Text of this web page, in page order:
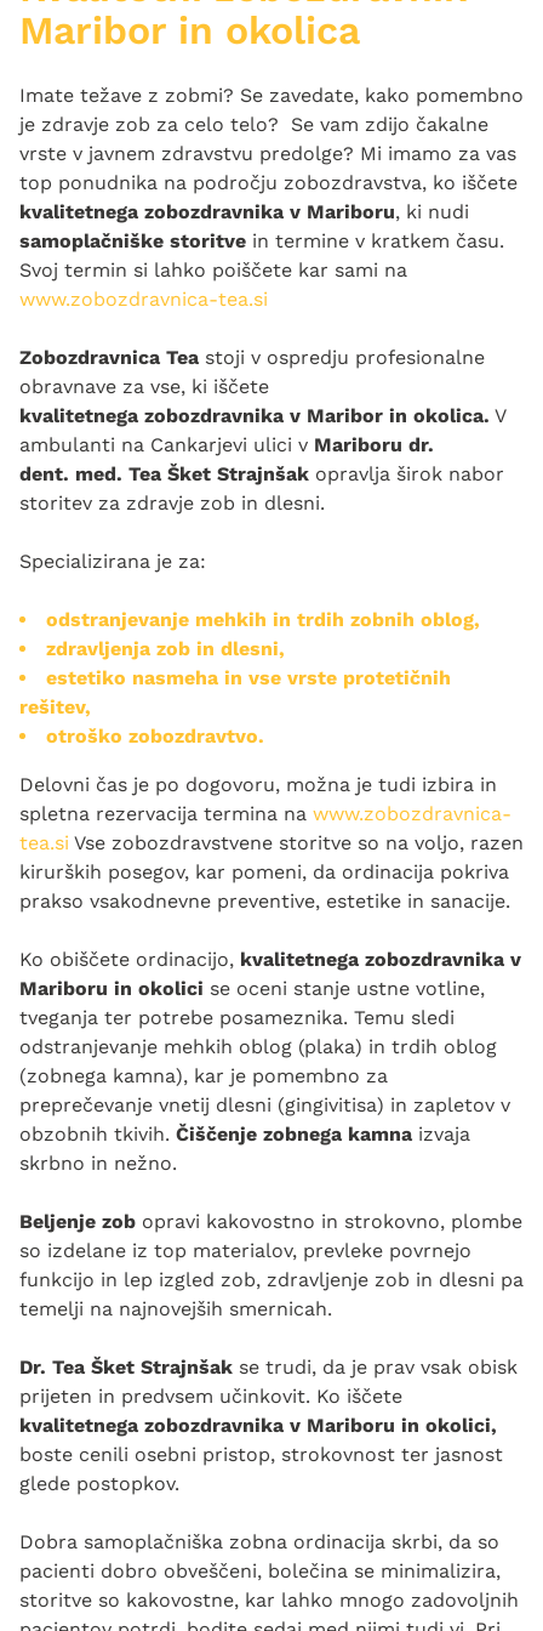
Maribor in okolica
Imate težave z zobmi? Se zavedate, kako pomembno
je zdravje zob za celo telo? Se vam zdijo čakalne
vrste v javnem zdravstvu predolge? Mi imamo za vas
top ponudnika na področju zobozdravstva, ko iščete
kvalitetnega zobozdravnika v Mariboru, ki nudi
samoplačniške storitve in termine v kratkem času.
Svoj termin si lahko poiščete kar sami na
www.zobozdravnica-tea.si
Zobozdravnica Tea stoji v ospredju profesionalne
obravnave za vse, ki iščete
kvalitetnega zobozdravnika v Maribor in okolica. V
ambulanti na Cankarjevi ulici v Mariboru dr.
dent. med. Tea Šket Strajnšak opravlja širok nabor
storitev za zdravje zob in dlesni.
Specializirana je za:
odstranjevanje mehkih in trdih zobnih oblog,
zdravljenja zob in dlesni,
estetiko nasmeha in vse vrste protetičnih
rešitev,
otroško zobozdravtvo.
Delovni čas je po dogovoru, možna je tudi izbira in
spletna rezervacija termina na www.zobozdravnica-
tea.si Vse zobozdravstvene storitve so na voljo, razen
kirurških posegov, kar pomeni, da ordinacija pokriva
prakso vsakodnevne preventive, estetike in sanacije.
Ko obiščete ordinacijo, kvalitetnega zobozdravnika v
Mariboru in okolici se oceni stanje ustne votline,
tveganja ter potrebe posameznika. Temu sledi
odstranjevanje mehkih oblog (plaka) in trdih oblog
(zobnega kamna), kar je pomembno za
preprečevanje vnetij dlesni (gingivitisa) in zapletov v
obzobnih tkivih. Čiščenje zobnega kamna izvaja
skrbno in nežno.
Beljenje zob opravi kakovostno in strokovno, plombe
so izdelane iz top materialov, prevleke povrnejo
funkcijo in lep izgled zob, zdravljenje zob in dlesni pa
temelji na najnovejših smernicah.
Dr. Tea Šket Strajnšak se trudi, da je prav vsak obisk
prijeten in predvsem učinkovit. Ko iščete
kvalitetnega zobozdravnika v Mariboru in okolici,
boste cenili osebni pristop, strokovnost ter jasnost
glede postopkov.
Dobra samoplačniška zobna ordinacija skrbi, da so
pacienti dobro obveščeni, bolečina se minimalizira,
storitve so kakovostne, kar lahko mnogo zadovoljnih